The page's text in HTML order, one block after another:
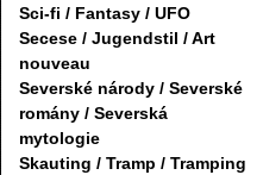
Sci-fi / Fantasy / UFO
Secese / Jugendstil / Art
nouveau
Severské národy / Severské
romány / Severská
mytologie
Skauting / Tramp / Tramping